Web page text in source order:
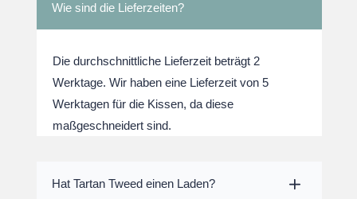
Wie sind die Lieferzeiten?
Die durchschnittliche Lieferzeit beträgt 2
Werktage. Wir haben eine Lieferzeit von 5
Werktagen für die Kissen, da diese
maßgeschneidert sind.
Hat Tartan Tweed einen Laden?